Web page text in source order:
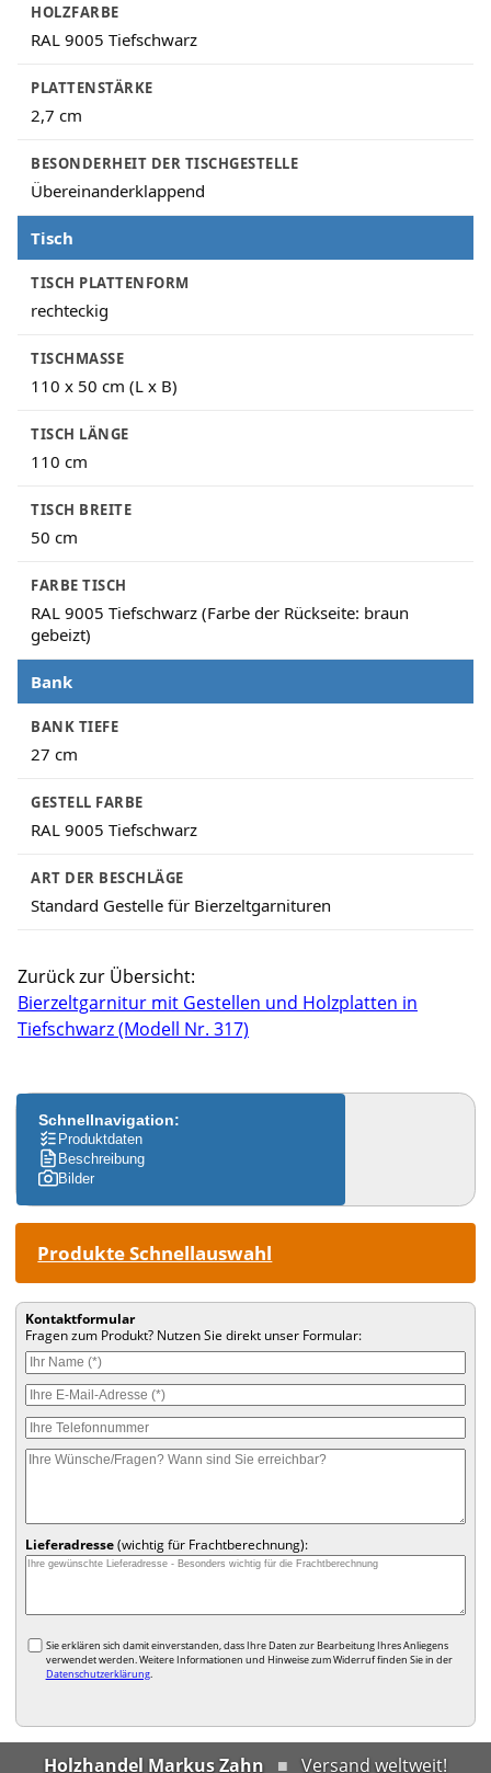
HOLZFARBE
RAL 9005 Tiefschwarz
PLATTENSTÄRKE
2,7 cm
BESONDERHEIT DER TISCHGESTELLE
Übereinanderklappend
Tisch
TISCH PLATTENFORM
rechteckig
TISCHMASSE
110 x 50 cm (L x B)
TISCH LÄNGE
110 cm
TISCH BREITE
50 cm
FARBE TISCH
RAL 9005 Tiefschwarz (Farbe der Rückseite: braun
gebeizt)
Bank
BANK TIEFE
27 cm
GESTELL FARBE
RAL 9005 Tiefschwarz
ART DER BESCHLÄGE
Standard Gestelle für Bierzeltgarnituren
Zurück zur Übersicht:
Bierzeltgarnitur mit Gestellen und Holzplatten in
Tiefschwarz (Modell Nr. 317)
Schnellnavigation:
Produktdaten
Beschreibung
Bilder
Produkte Schnellauswahl
Kontaktformular
Fragen zum Produkt? Nutzen Sie direkt unser Formular:
Lieferadresse(wichtig für Frachtberechnung):
Sie erklären sich damit einverstanden, dass Ihre Daten zur Bearbeitung Ihres Anliegens
verwendet werden. Weitere Informationen und Hinweise zum Widerruf finden Sie in der
Datenschutzerklärung.
Holzhandel Markus Zahn Versand weltweit!